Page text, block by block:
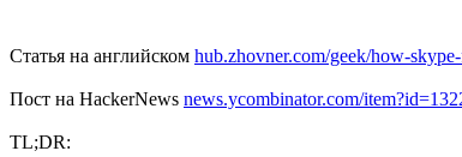
Статья на английском hub.zhovner.com/geek/how-
Пост на HackerNews news.ycombinator.com/
TL;DR: